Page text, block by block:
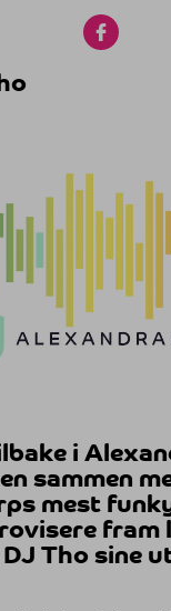
i
sammen
mest
fram
Tho sine